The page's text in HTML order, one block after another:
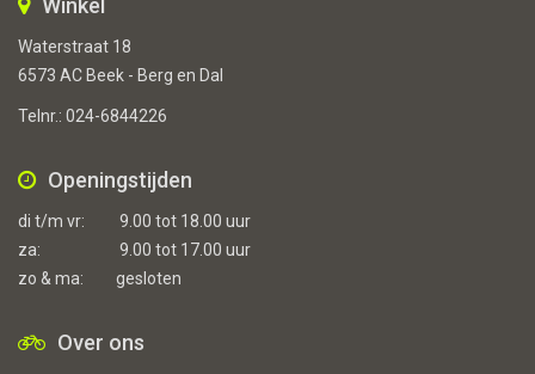
Winkel
Waterstraat 18
6573 AC Beek - Berg en Dal
Telnr.: 024-6844226
Openingstijden
di t/m vr:
9.00 tot 18.00 uur
za:
9.00 tot 17.00 uur
zo & ma:
gesloten
Over ons